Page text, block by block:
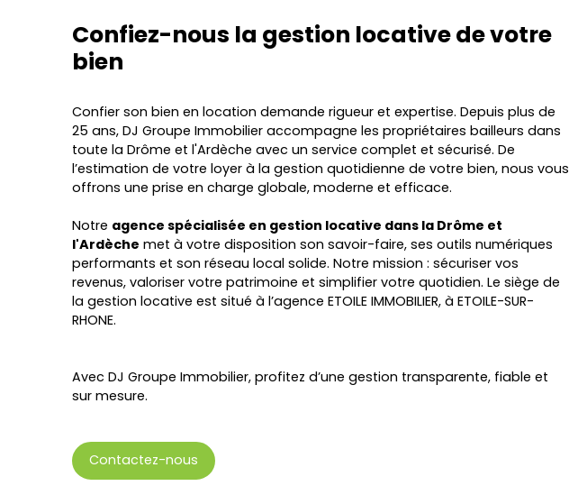
Confiez-nous la gestion locativede votre
bien
Confier son bien en location demande rigueur et expertise. Depuis plus de
25 ans, DJ Groupe Immobilier accompagne les propriétaires bailleurs dans
toute la Drôme et l'Ardèche avec un service complet et sécurisé. De
l’estimation de votre loyer à la gestion quotidienne de votre bien, nous vous
offrons une prise en charge globale, moderne et efficace.
Notre agence spécialisée en gestion locative dans la Drôme et
l'Ardèche met à votre disposition son savoir-faire, ses outils numériques
performants et son réseau local solide. Notre mission : sécuriser vos
revenus, valoriser votre patrimoine et simplifier votre quotidien. Le siège de
la gestion locative est situé à l’agence ETOILE IMMOBILIER, à ETOILE-SUR-
RHONE.
Avec DJ Groupe Immobilier, profitez d’une gestion transparente, fiable et
sur mesure.
Contactez-nous